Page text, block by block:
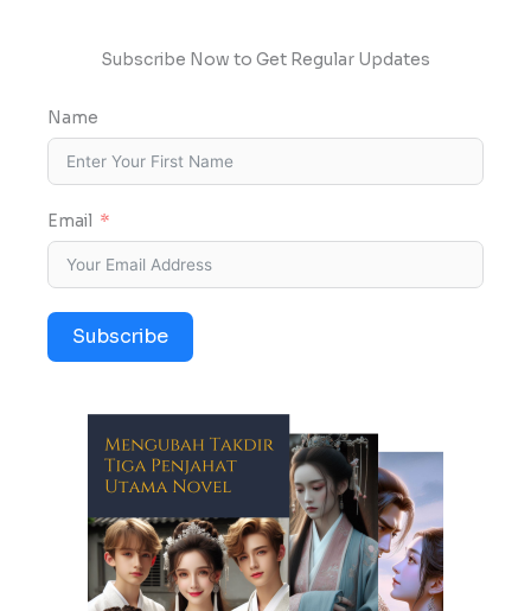
Subscribe Now to Get Regular Updates
Name
Email
Subscribe